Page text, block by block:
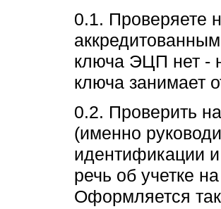
0.1. Проверяете
ключа ЭЦП нет -
ключа занимает
0.2. Проверить
(именно
идентификации
речь об учетке
Оформляется